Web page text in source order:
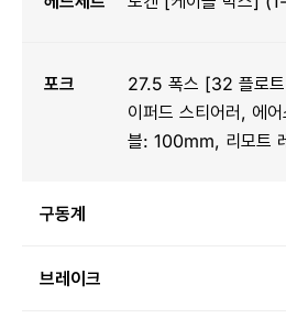
포크
27.5 폭스 [32 플로
이퍼드 스티어러, 에
블: 100mm, 리모트
구동계
브레이크